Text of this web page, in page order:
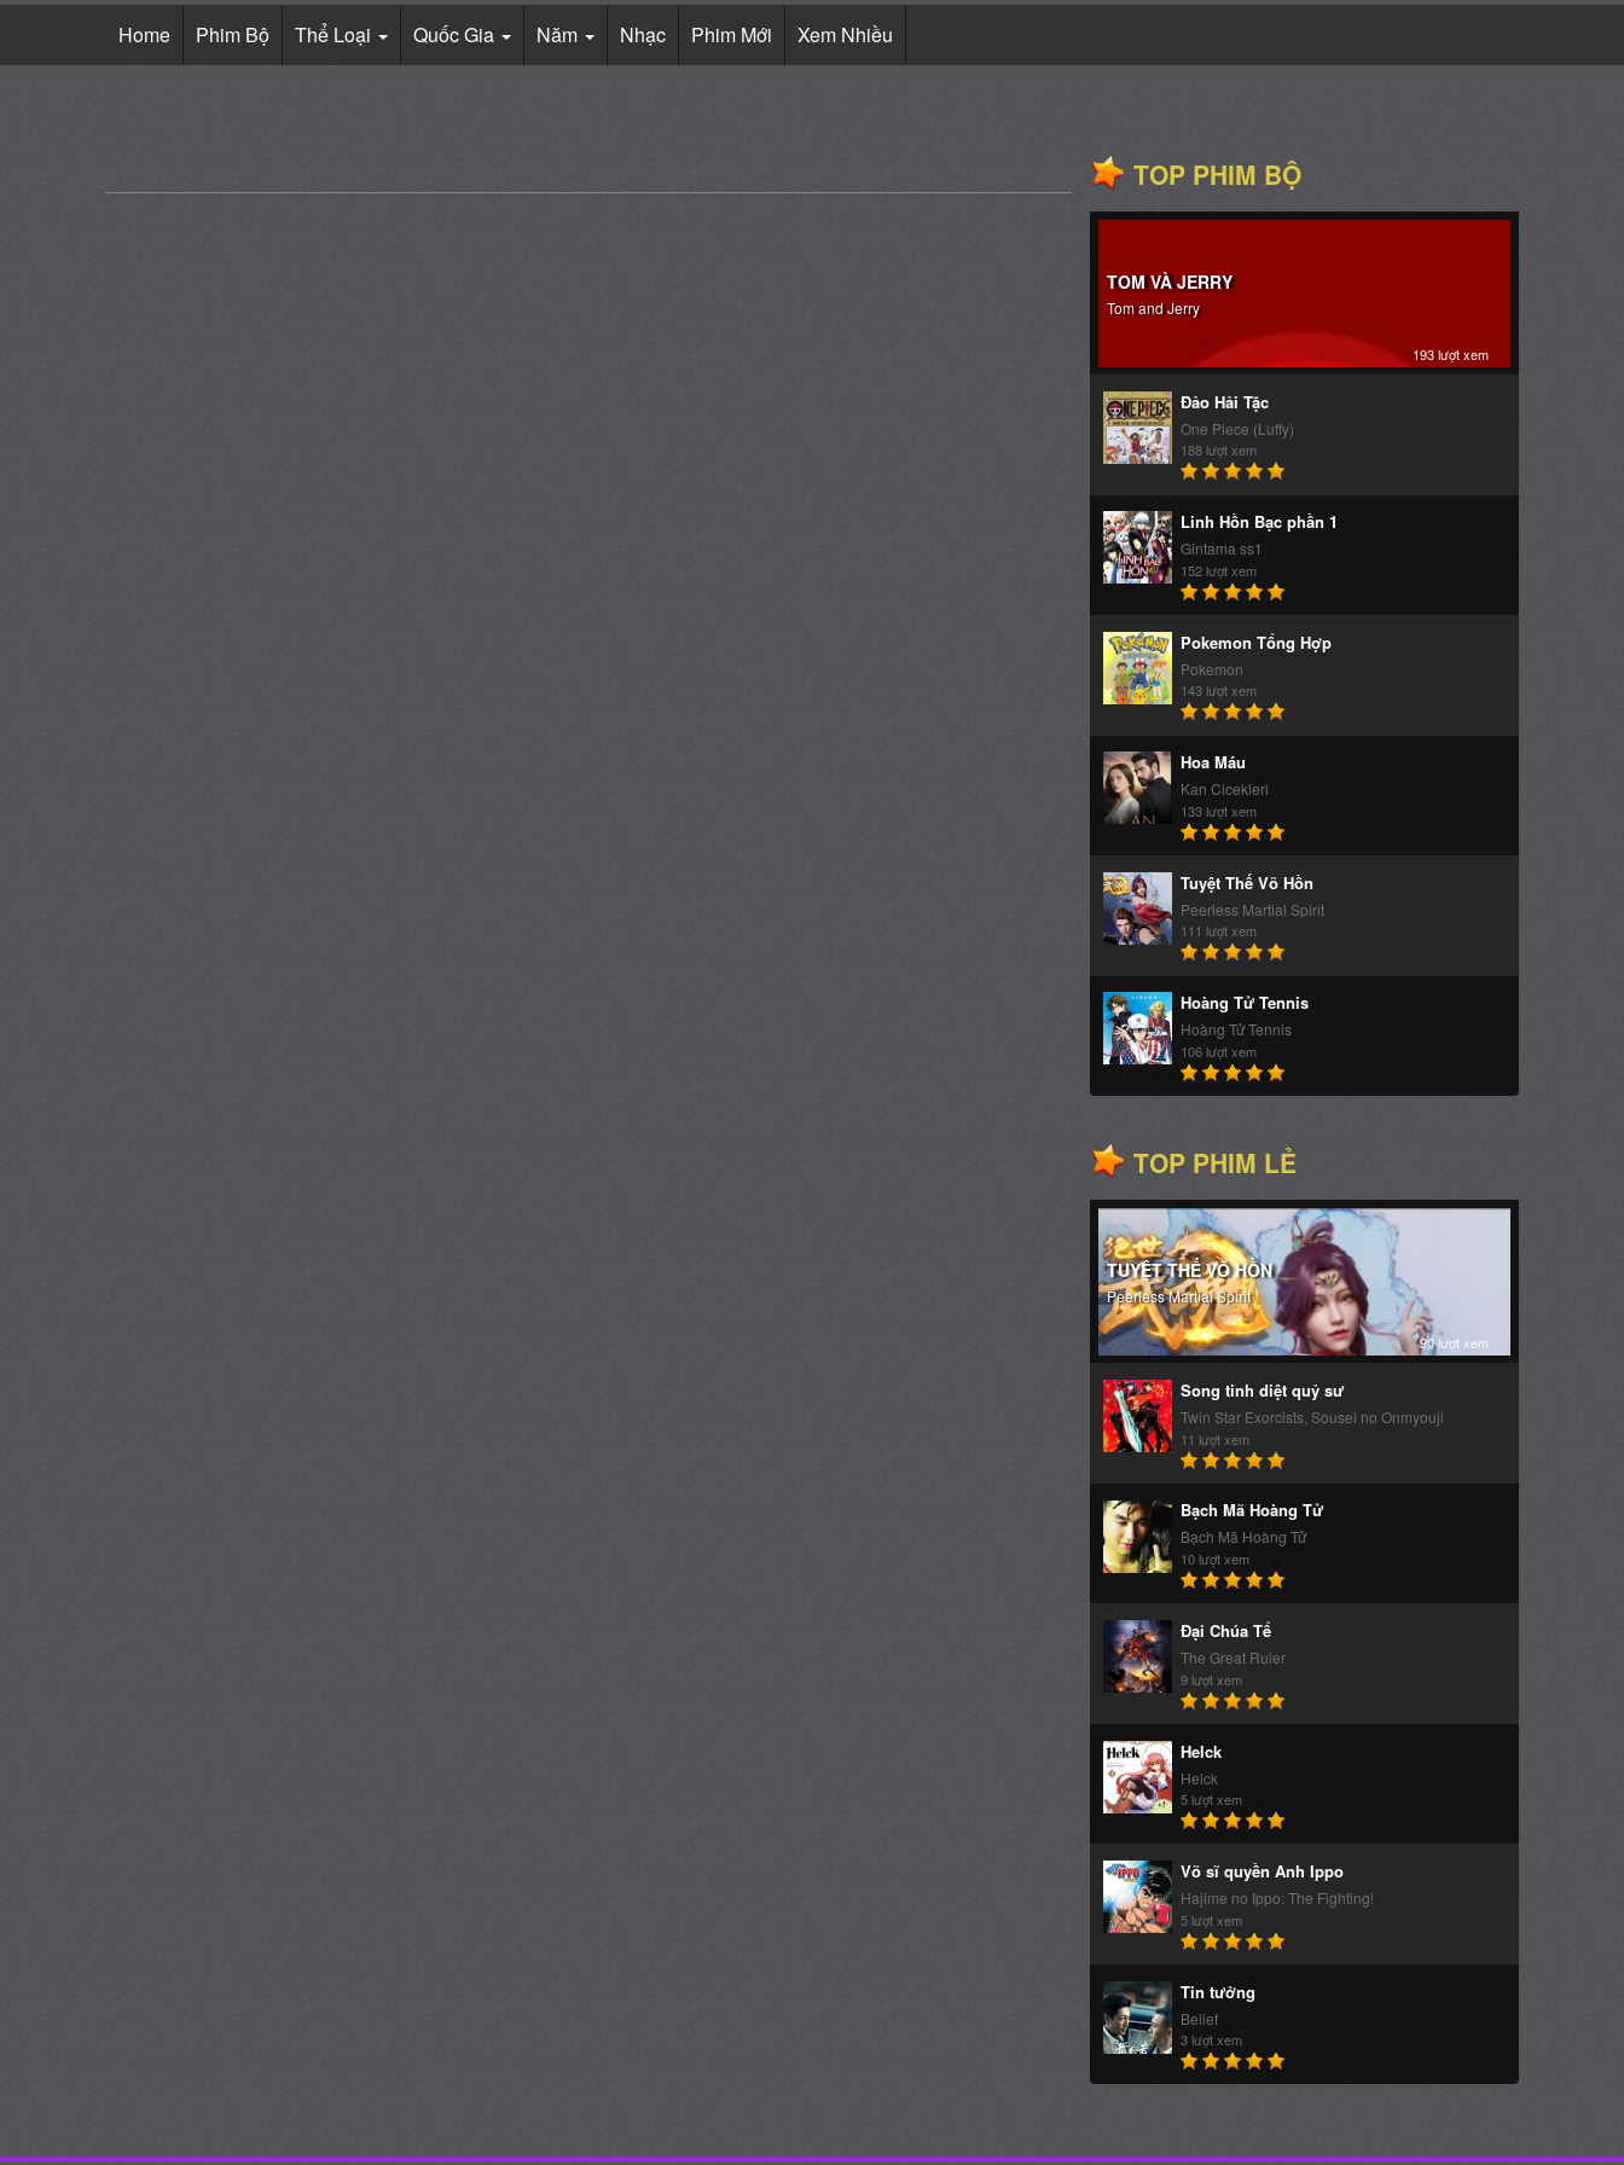
Home Phim Bộ Thể Loại Quốc Gia Năm Nhạc Phim Mới Xem Nhiều
TOP PHIM BỘ
TOM VÀ JERRY
Tom and Jerry
193 lượt xem
Đảo Hải Tặc
One Piece (Luffy)
188 lượt xem
Linh Hồn Bạc phần 1
Gintama ss1
152 lượt xem
Pokemon Tổng Hợp
Pokemon
143 lượt xem
Hoa Máu
Kan Cicekleri
133 lượt xem
Tuyệt Thế Võ Hồn
Peerless Martial Spirit
111 lượt xem
Hoàng Tử Tennis
Hoàng Tử Tennis
106 lượt xem
TOP PHIM LẺ
TUYỆT THẾ VÕ HỒN
Peerless Martial Spirit
90 lượt xem
Song tinh diệt quỷ sư
Twin Star Exorcists, Sousei no Onmyouji
11 lượt xem
Bạch Mã Hoàng Tử
Bạch Mã Hoàng Tử
10 lượt xem
Đại Chúa Tể
The Great Ruler
9 lượt xem
Helck
Helck
5 lượt xem
Võ sĩ quyền Anh Ippo
Hajime no Ippo: The Fighting!
5 lượt xem
Tin tưởng
Belief
3 lượt xem